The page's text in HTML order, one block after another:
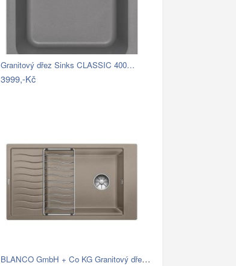
Granitový dřez Sinks CLASSIC 400…
3999,-Kč
BLANCO GmbH + Co KG Granitový dřez…